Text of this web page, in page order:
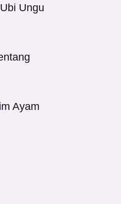
Ungu
Ayam